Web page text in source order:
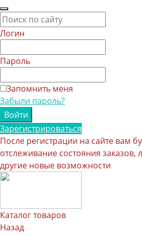
Логин
Пароль
Запомнить меня
Забыли пароль?
Зарегистрироваться
После регистрации на сайте вам
отслеживание состояния заказов,
другие новые возможности
Каталог товаров
Назад